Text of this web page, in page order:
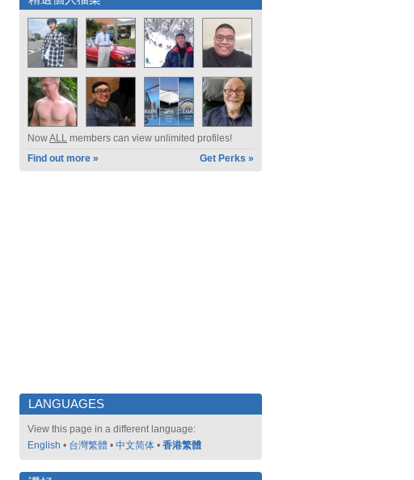
NowALL members can view unlimited profiles!
Find out more »
Get Perks »
LANGUAGES
View this page in a different language:
English • 台灣繁體 • 中文简体 • 香港繁體